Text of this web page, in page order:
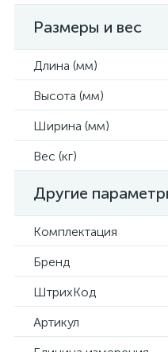
Размеры и вес
Длина (мм)
Высота (мм)
Ширина (мм)
Вес (кг)
Другие
Комплектация
Бренд
ШтрихКод
Артикул